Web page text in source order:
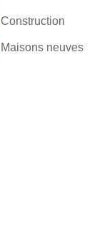
Construction
Maisons neuves